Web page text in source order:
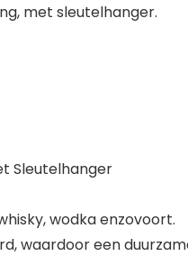
met sleutelhanger.
Sleutelhanger
wodka enzovoort.
waardoor een